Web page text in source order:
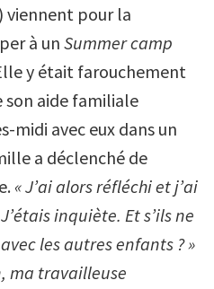
viennent pour la
à un Summer camp
y était farouchement
son aide familiale
midi avec eux dans un
a déclenché de
« J’ai alors réfléchi et j’ai
inquiète. Et s’ils ne
les autres enfants ? »
ma travailleuse